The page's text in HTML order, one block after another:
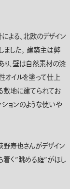
よる、北欧のデザイン
した。 建築主は弊
り、壁は自然素材の漆
オイルを塗って仕上
敷地に建てられてお
ションのような使いや
野寿也さんがデザイン
着く”眺める庭”がほし